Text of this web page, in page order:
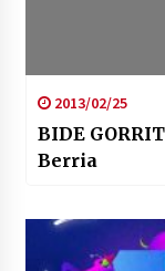
2013/02/25
BIDE
Berria